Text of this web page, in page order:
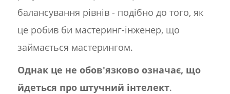
балансування рівнів - подібно до того, як
це робив би мастеринг-інженер, що
займається мастерингом.
Однак це не обов'язково означає, що
йдеться про штучний інтелект.